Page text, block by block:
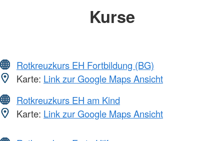
Kurse
Rotkreuzkurs EH Fortbildung (BG)
Karte: Link zur Google Maps Ansicht
Rotkreuzkurs EH am Kind
Karte: Link zur Google Maps Ansicht